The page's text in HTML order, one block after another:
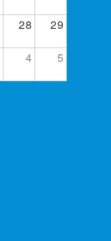
28
29
4 5